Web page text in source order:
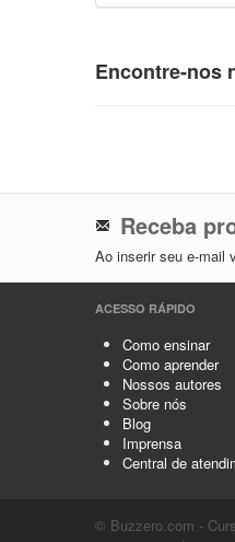
Encontre-nos
Receba
Ao inserir seu e-mail
ACESSO RÁPIDO
Como ensinar
Como aprender
Nossos autores
Sobre nós
Blog
Imprensa
Central de
© Buzzero.com -